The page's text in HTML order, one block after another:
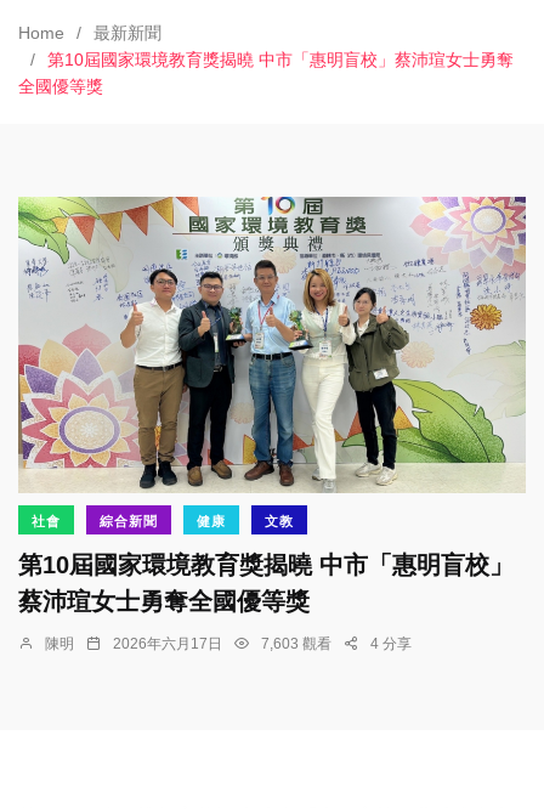
Home
最新新聞
第10屆國家環境教育獎揭曉 中市「惠明盲校」蔡沛瑄女士勇奪
全國優等獎
社會 綜合新聞 健康 文教
第10屆國家環境教育獎揭曉 中市「惠明盲校」
蔡沛瑄女士勇奪全國優等獎
陳明 2026年六月17日 7,603 觀看 4 分享